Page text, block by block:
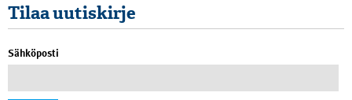
Tilaa uutiskirje
Sähköposti